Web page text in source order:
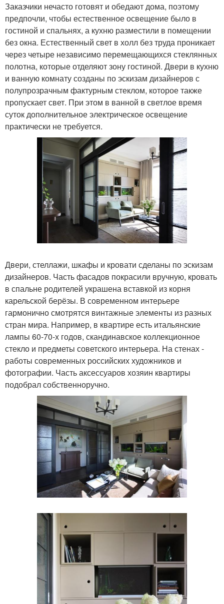
Заказчики нечасто готовят и обедают дома, поэтому
предпочли, чтобы естественное освещение было в
гостиной и спальнях, а кухню разместили в помещении
без окна. Естественный свет в холл без труда проникает
через четыре независимо перемещающихся стеклянных
полотна, которые отделяют зону гостиной. Двери в кухню
и ванную комнату созданы по эскизам дизайнеров с
полупрозрачным фактурным стеклом, которое также
пропускает свет. При этом в ванной в светлое время
суток дополнительное электрическое освещение
практически не требуется.
Двери, стеллажи, шкафы и кровати сделаны по эскизам
дизайнеров. Часть фасадов покрасили вручную, кровать
в спальне родителей украшена вставкой из корня
карельской берёзы. В современном интерьере
гармонично смотрятся винтажные элементы из разных
стран мира. Например, в квартире есть итальянские
лампы 60-70-х годов, скандинавское коллекционное
стекло и предметы советского интерьера. На стенах -
работы современных российских художников и
фотографии. Часть аксессуаров хозяин квартиры
подобрал собственноручно.